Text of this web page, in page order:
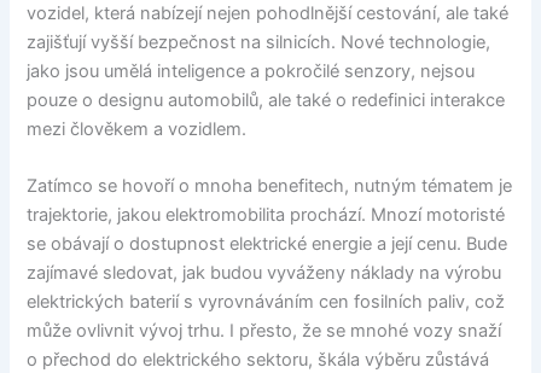
vozidel, která nabízejí nejen pohodlnější cestování, ale také
zajišťují vyšší bezpečnost na silnicích. Nové technologie,
jako jsou umělá inteligence a pokročilé senzory, nejsou
pouze o designu automobilů, ale také o redefinici interakce
mezi člověkem a vozidlem.
Zatímco se hovoří o mnoha benefitech, nutným tématem je
trajektorie, jakou elektromobilita prochází. Mnozí motoristé
se obávají o dostupnost elektrické energie a její cenu. Bude
zajímavé sledovat, jak budou vyváženy náklady na výrobu
elektrických baterií s vyrovnáváním cen fosilních paliv, což
může ovlivnit vývoj trhu. I přesto, že se mnohé vozy snaží
o přechod do elektrického sektoru, škála výběru zůstává